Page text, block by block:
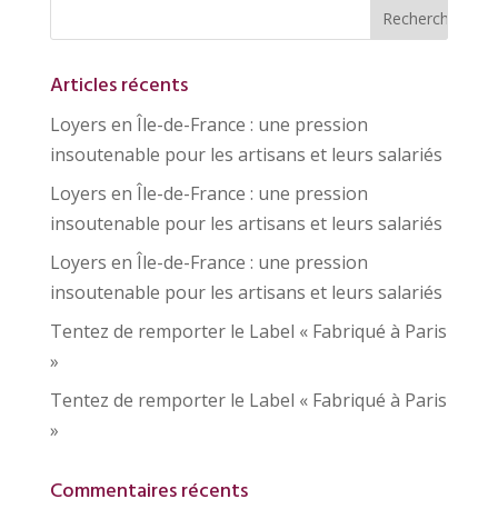
Articles récents
Loyers en Île-de-France : une pression
insoutenable pour les artisans et leurs salariés
Loyers en Île-de-France : une pression
insoutenable pour les artisans et leurs salariés
Loyers en Île-de-France : une pression
insoutenable pour les artisans et leurs salariés
Tentez de remporter le Label « Fabriqué à Paris
»
Tentez de remporter le Label « Fabriqué à Paris
»
Commentaires récents